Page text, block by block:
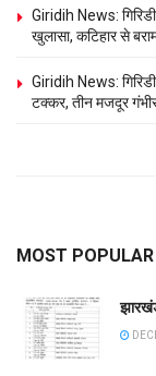
Giridih News:
खुलासा, कटिहार से
Giridih News:
टक्कर, तीन मजदूर
MOST POPULAR